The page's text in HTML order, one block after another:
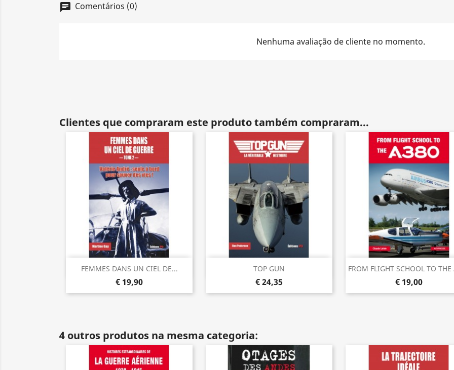
chat Comentários (0)
Nenhuma avaliação de cliente no momento.
Clientes que compraram este produto também compraram...
FEMMES DANS UN CIEL DE...
€ 19,90
Visualização rápida TOP GUN
€ 24,35
Visualização rápida FROM FLIGHT SCHOOL TO
€ 19,00
Visualização rápida
4 outros produtos na mesma categoria: